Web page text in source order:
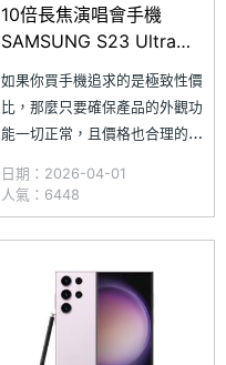
10倍長焦演唱會手機
SAMSUNG S23 Ultra這
樣買最便宜！二手通路平
均價格一次看(2026.4)
如果你買手機追求的是極致性價
比，那麼只要確保產品的外觀功
能一切正常，且價格也合理的前
擇。SAMSUNG Galaxy S23
Ultra 不僅口碑與品質都深受好
評，也能升級使用 Galaxy AI 應
用，現在入手二手機的價位相當
便宜，整體表現對比新機可說是
日期：2026-04-01
人氣：6448